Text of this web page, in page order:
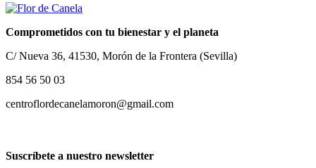
Comprometidos con tu bienestar y el planeta
C/ Nueva 36, 41530, Morón de la Frontera (Sevilla)
854 56 50 03
centroflordecanelamoron@gmail.com
Suscríbete a nuestro newsletter